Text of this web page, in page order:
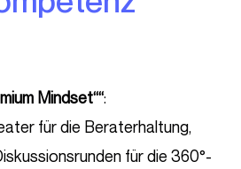
Mindset““:
für die Beraterhaltung,
für die 360°-